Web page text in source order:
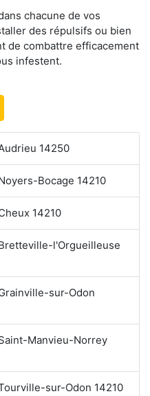
chacune de vos
des répulsifs ou bien
de combattre efficacement
infestent.
14250
Bocage 14210
14210
l'Orgueilleuse
sur-Odon
Manvieu-Norrey
sur-Odon 14210